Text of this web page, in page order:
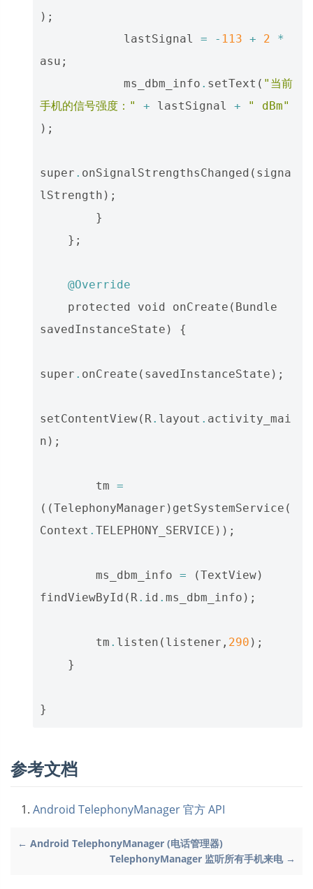
);
lastSignal
= - 113 + 2
*
asu ;
ms_dbm_info . setText ( "当前
手机的信号强度："
+ lastSignal +
" dBm"
);
super . onSignalStrengthsChanged ( signa
lStrength );
}
};
@Override
protected
void onCreate ( Bundle
savedInstanceState ) {
super . onCreate ( savedInstanceState );
setContentView( R . layout . activity_mai
n );
tm =
((TelephonyManager ) getSystemService (
Context . TELEPHONY_SERVICE ));
ms_dbm_info = (TextView)
findViewById ( R . id . ms_dbm_info );
tm . listen ( listener , 290 );
}
}
参考文档
Android TelephonyManager 官方 API
← Android TelephonyManager (电话管理器)
TelephonyManager 监听所有手机来电 →